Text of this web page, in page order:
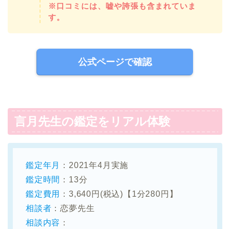
※口コミには、嘘や誇張も含まれていま
す。
公式ページで確認
言月先生の鑑定をリアル体験
鑑定年月
：2021年4月実施
鑑定時間 ：13分
鑑定費用
：3,640円(税込)【1分280円】
相談者 ：恋夢先生
相談内容 ：